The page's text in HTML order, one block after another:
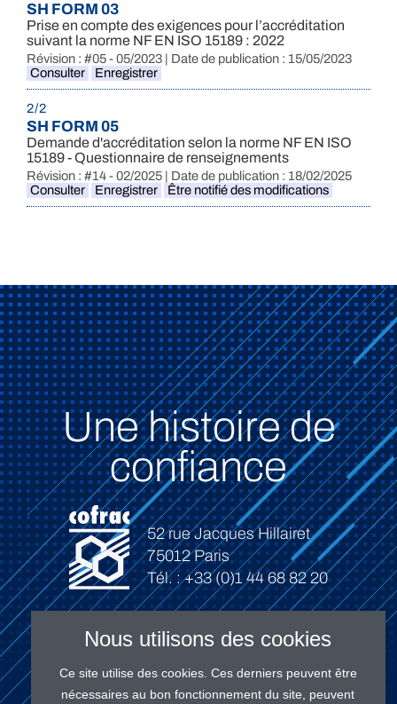
SH FORM 03
Prise en compte des exigences pour l’accréditation
suivant la norme NF EN ISO 15189 : 2022
Révision : #05 - 05/2023 | Date de publication : 15/05/2023
Consulter
Enregistrer
2 / 2
SH FORM 05
Demande d'accréditation selon la norme NF EN ISO
15189 - Questionnaire de renseignements
Révision : #14 - 02/2025 | Date de publication : 18/02/2025
Consulter
Enregistrer Être notifié des modifications
Une histoire de
confiance
52 rue Jacques Hillairet
75012 Paris
Tél. : +33 (0)1 44 68 82 20
Connexion
Nous utilisons des cookies
Ce site utilise des cookies. Ces derniers peuvent être
nécessaires au bon fonctionnement du site, peuvent